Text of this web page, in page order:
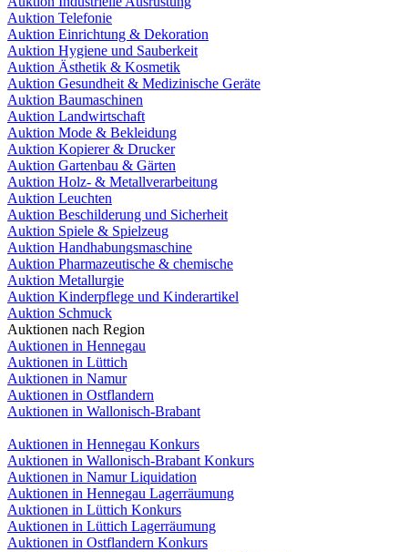
Auktion Telefonie
Auktion Einrichtung & Dekoration
Auktion Hygiene und Sauberkeit
Auktion Ästhetik & Kosmetik
Auktion Gesundheit & Medizinische Geräte
Auktion Baumaschinen
Auktion Landwirtschaft
Auktion Mode & Bekleidung
Auktion Kopierer & Drucker
Auktion Gartenbau & Gärten
Auktion Holz- & Metallverarbeitung
Auktion Leuchten
Auktion Beschilderung und Sicherheit
Auktion Spiele & Spielzeug
Auktion Handhabungsmaschine
Auktion Pharmazeutische & chemische
Auktion Metallurgie
Auktion Kinderpflege und Kinderartikel
Auktion Schmuck
Auktionen nach Region
Auktionen in Hennegau
Auktionen in Lüttich
Auktionen in Namur
Auktionen in Ostflandern
Auktionen in Wallonisch-Brabant
Auktionen in Hennegau Konkurs
Auktionen in Wallonisch-Brabant Konkurs
Auktionen in Namur Liquidation
Auktionen in Hennegau Lagerräumung
Auktionen in Lüttich Konkurs
Auktionen in Lüttich Lagerräumung
Auktionen in Ostflandern Konkurs